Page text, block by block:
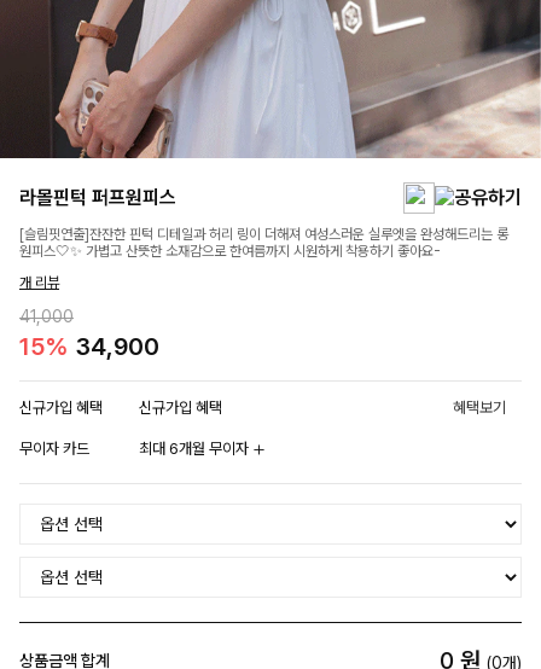
라몰핀턱 퍼프원피스
[슬림핏연출]잔잔한 핀턱 디테일과 허리 링이 더해져 여성스러운 실루엣을 완성해드리는 롱
원피스🤍✨ 가볍고 산뜻한 소재감으로 한여름까지 시원하게 착용하기 좋아요-
개 리뷰
41,000
15% 34,900
신규가입 혜택 신규가입 혜택 혜택보기
무이자 카드 최대 6개월 무이자
상품금액 합계 0 원 (0개)